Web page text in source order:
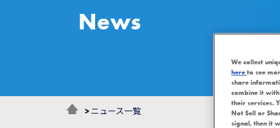
News
> ニュース一覧
We collect
here to see
share
combine it
their services.
Not Sell or
signal, then it